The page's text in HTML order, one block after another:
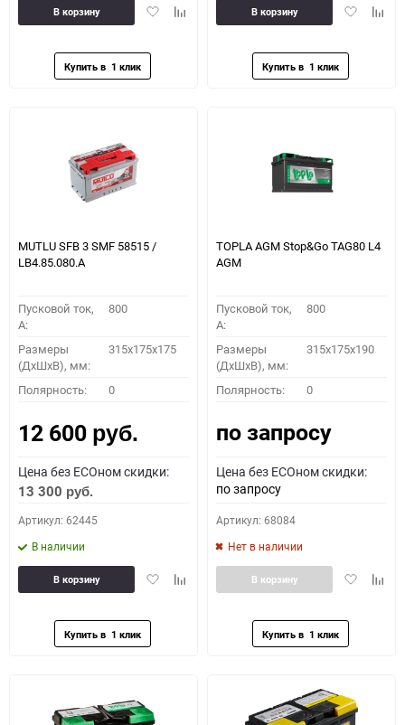
ДобавитьДобавить
В корзину
Добавить
В корзину
MUTLU SFB 3 SMF 58515 /
LB4.85.080.A
Пусковой ток,
A:
800
Размеры
(ДхШхВ), мм:
315x175x175
Полярность: 0
12 600 руб.
Цена без ECOном скидки:
13 300 руб.
Артикул: 62445
В наличии
ДобавитьДобавить
В корзину
TOPLA AGM Stop&Go TAG80 L4
AGM
Пусковой ток,
A:
800
Размеры
(ДхШхВ), мм:
315x175x190
Полярность: 0
по запросу
Цена без ECOном скидки:
по запросу
Артикул: 68084
Нет в наличии
Добавить
В корзину